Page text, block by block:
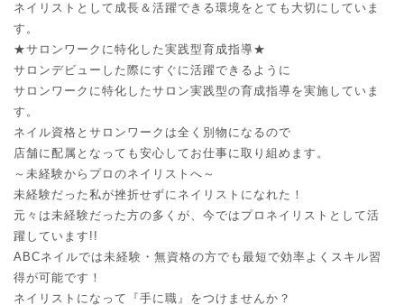
ネイリストとして成長＆活躍できる環境をとても大切にしていま
す。
★サロンワークに特化した実践型育成指導★
サロンデビューした際にすぐに活躍できるように
サロンワークに特化したサロン実践型の育成指導を実施していま
す。
ネイル資格とサロンワークは全く別物になるので
店舗に配属となっても安心してお仕事に取り組めます。
～未経験からプロのネイリストへ～
未経験だった私が挫折せずにネイリストになれた！
元々は未経験だった方の多くが、今ではプロネイリストとして活
躍しています!!
ABCネイルでは未経験・無資格の方でも最短で効率よくスキル習
得が可能です！
ネイリストになって『手に職』をつけませんか？